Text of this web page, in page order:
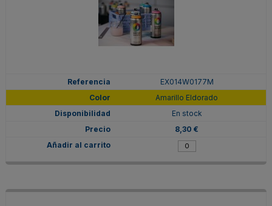
EX014W0177M
Amarillo Eldorado
En stock
8,30 €